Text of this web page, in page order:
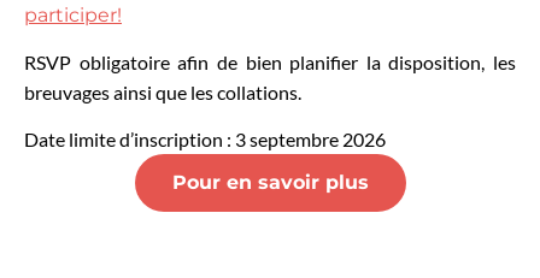
participer!
RSVP obligatoire afin de bien planifier la disposition, les
breuvages ainsi que les collations.
Date limite d’inscription : 3 septembre 2026
Pour en savoir plus